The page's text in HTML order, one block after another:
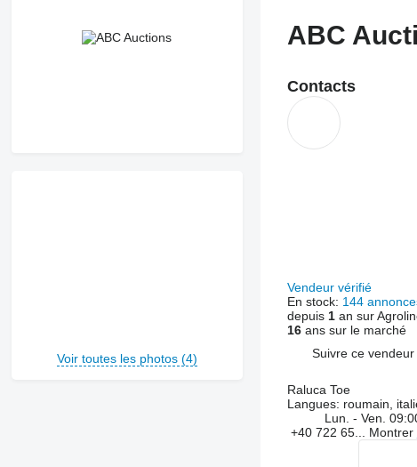
Voir toutes les photos (4)
ABC
Contacts
Vendeur vérifié
En stock: 144
depuis 1an sur
16ans sur le marché
Suivre ce vendeur
Raluca Toe
Langues: roumain,
Lun. - Ven.
+40 722 65... Montrer